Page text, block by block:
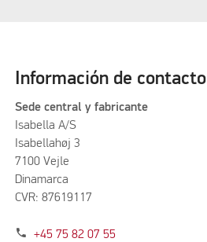
Información de contacto
Sede central y fabricante
Isabella A/S
Isabellahøj 3
7100 Vejle
Dinamarca
CVR: 87619117
phone +45 75 82 07 55